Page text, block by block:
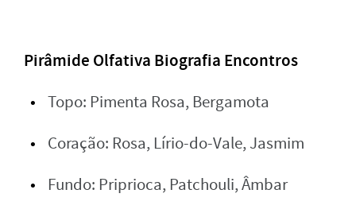
Pirâmide Olfativa Biografia Encontros
Topo: Pimenta Rosa, Bergamota
Coração: Rosa, Lírio-do-Vale, Jasmim
Fundo: Priprioca, Patchouli, Âmbar